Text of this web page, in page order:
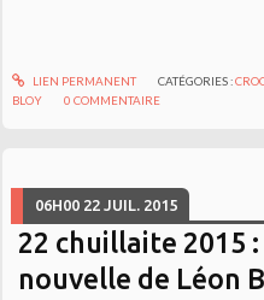
LIEN PERMANENT CATÉGORIES :
BLOY
0 COMMENTAIRE
06H00 22 JUIL. 2015
22 chuillaite 2015
nouvelle de Léon